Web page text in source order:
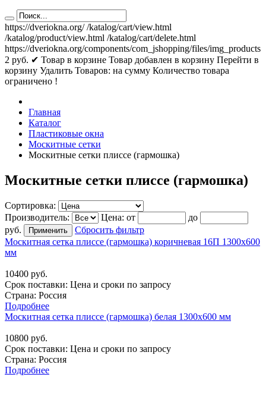
https://dveriokna.org/ /katalog/cart/view.html
/katalog/product/view.html /katalog/cart/delete.html
https://dveriokna.org/components/com_jshopping/files/img_products
2 руб. ✔ Товар в корзине Товар добавлен в корзину Перейти в
корзину Удалить Товаров: на сумму Количество товара
ограничено !
Главная
Каталог
Пластиковые окна
Москитные сетки
Москитные сетки плиссе (гармошка)
Москитные сетки плиссе (гармошка)
Сортировка:
Производитель:
Цена: от
до
руб.
Сбросить фильтр
Москитная сетка плиссе (гармошка) коричневая 16П 1300х600
мм
10400 руб.
Срок поставки: Цена и сроки по запросу
Страна: Россия
Подробнее
Москитная сетка плиссе (гармошка) белая 1300х600 мм
10800 руб.
Срок поставки: Цена и сроки по запросу
Страна: Россия
Подробнее